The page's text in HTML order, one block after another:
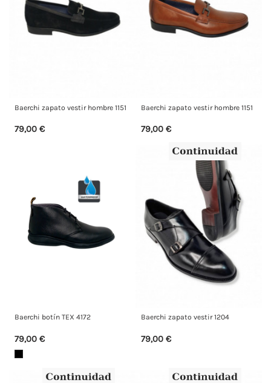
Baerchi zapato vestir hombre 1151
79,00 €
Baerchi zapato vestir hombre 1151
79,00 €
Baerchi botín TEX 4172
79,00 €
Baerchi zapato vestir 1204
79,00 €